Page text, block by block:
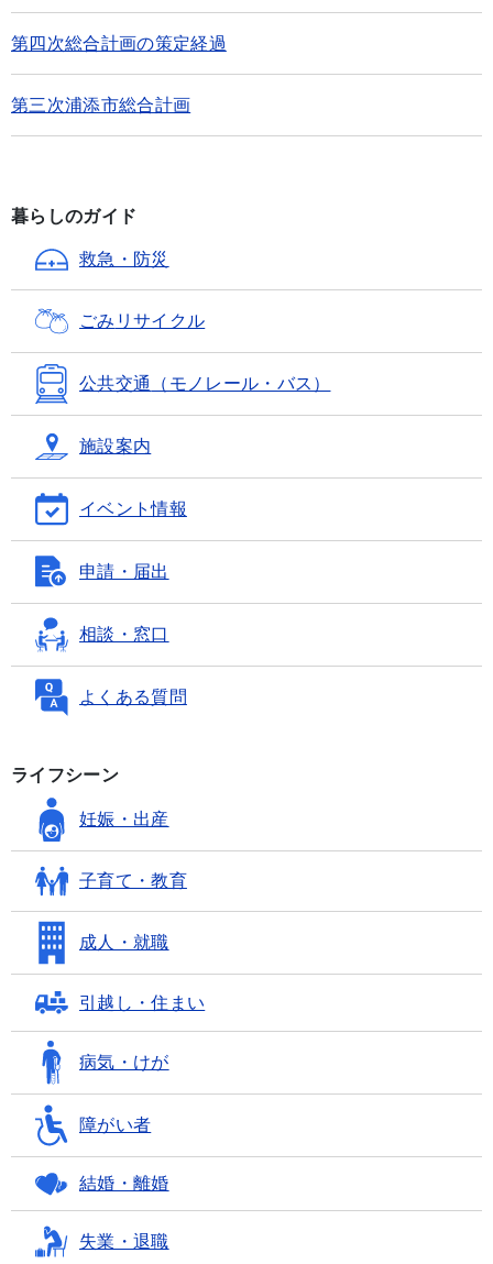
第四次総合計画の策定経過
第三次浦添市総合計画
暮らしのガイド
救急・防災
ごみ リサイクル
公共交通 （モノレール・バス）
施設案内
イベント情報
申請・届出
相談・窓口
よくある質問
ライフシーン
妊娠・出産
子育て・教育
成人・就職
引越し・住まい
病気・けが
障がい者
結婚・離婚
失業・退職